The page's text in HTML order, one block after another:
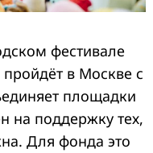
фестивале
в Москве с
площадки
на поддержку тех,
Для фонда это